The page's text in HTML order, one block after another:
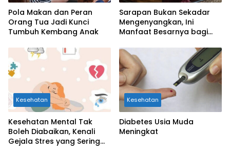
Pola Makan dan Peran
Orang Tua Jadi Kunci
Tumbuh Kembang Anak
Sarapan Bukan Sekadar
Mengenyangkan, Ini
Manfaat Besarnya bagi
Kesehatan
Kesehatan Mental Tak
Boleh Diabaikan, Kenali
Gejala Stres yang Sering
Kesehatan
Diabetes Usia Muda
Meningkat